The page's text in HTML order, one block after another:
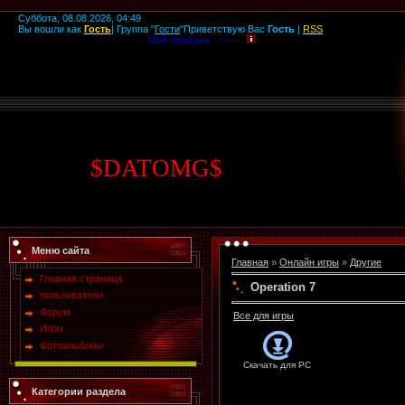
Суббота, 08.08.2026, 04:49
Вы вошли как Гость| Группа "Гости"Приветствую Вас Гость | RSS
Мой профиль -------
$DATOMG$
Меню сайта
Главная страница
пользователи
Форум
Игры
Фотоальбомы
Категории раздела
Главная » Онлайн игры » Другие
Operation 7
Все для игры
Скачать для PC